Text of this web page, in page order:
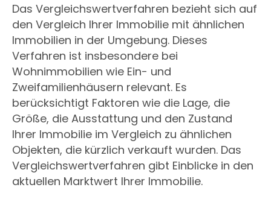
Das Vergleichswertverfahren bezieht sich auf
den Vergleich Ihrer Immobilie mit ähnlichen
Immobilien in der Umgebung. Dieses
Verfahren ist insbesondere bei
Wohnimmobilien wie Ein- und
Zweifamilienhäusern relevant. Es
berücksichtigt Faktoren wie die Lage, die
Größe, die Ausstattung und den Zustand
Ihrer Immobilie im Vergleich zu ähnlichen
Objekten, die kürzlich verkauft wurden. Das
Vergleichswertverfahren gibt Einblicke in den
aktuellen Marktwert Ihrer Immobilie.